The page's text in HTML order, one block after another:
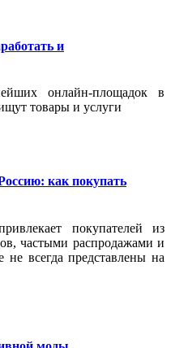
и
онлайн-площадок в
товары и услуги
как покупать
покупателей из
частыми распродажами и
не всегда представлены на